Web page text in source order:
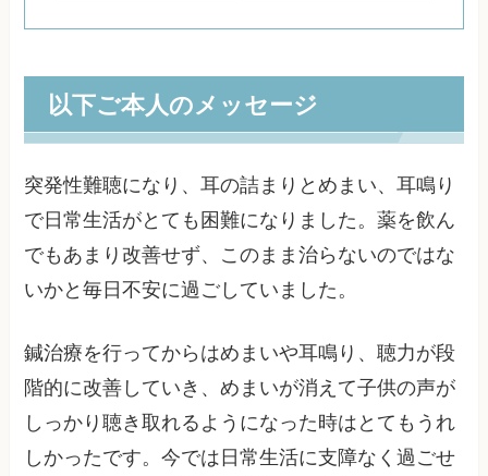
以下ご本人のメッセージ
突発性難聴になり、耳の詰まりとめまい、耳鳴り
で日常生活がとても困難になりました。薬を飲ん
でもあまり改善せず、このまま治らないのではな
いかと毎日不安に過ごしていました。
鍼治療を行ってからはめまいや耳鳴り、聴力が段
階的に改善していき、めまいが消えて子供の声が
しっかり聴き取れるようになった時はとてもうれ
しかったです。今では日常生活に支障なく過ごせ